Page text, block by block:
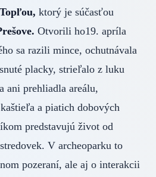
ktorý je súčasťou
Otvorili ho19. apríla
sa razili mince, ochutnávala
placky, strieľalo z luku
ani prehliadla areálu,
a piatich dobových
predstavujú život od
V archeoparku to
pozeraní, ale aj o interakcii